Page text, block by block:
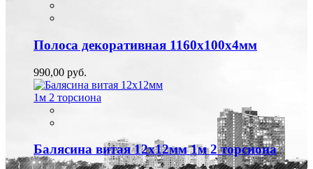
Полоса декоративная 1160х100х4мм
990,00 руб.
Балясина витая 12х12мм 1м 2 торсиона